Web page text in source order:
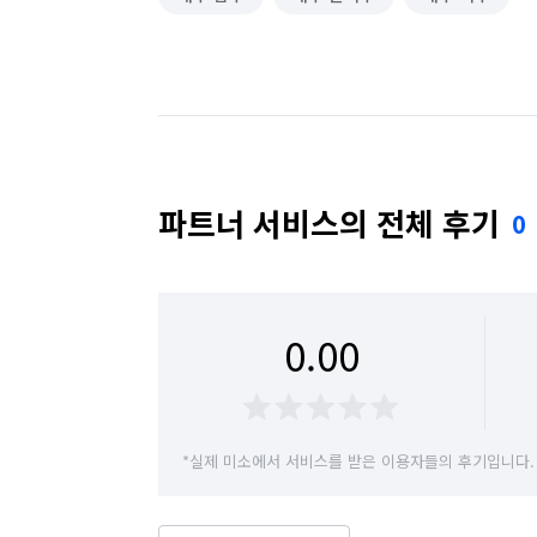
파트너 서비스의 전체 후기 0
0.00
*실제 미소에서 서비스를 받은 이용자들의 후기입니다.